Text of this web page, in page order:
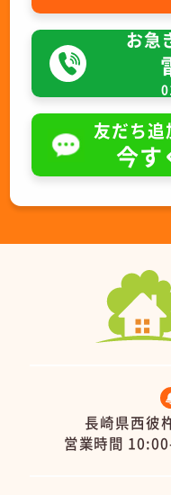
お急
友だち
今す
長崎県西彼
営業時間